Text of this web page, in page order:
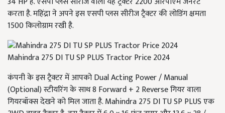
करता है. महिंद्रा ने अपने इस एसपी प्लस सीरीज ट्रैक्टर की लोडिंग क्षमता
1500 किलोग्राम रखी है.
Mahindra 275 DI TU SP PLUS Tractor Price 2024
कंपनी के इस ट्रैक्टर में आपको Dual Acting Power / Manual
(Optional) स्टीयरिंग के साथ 8 Forward + 2 Reverse गियर वाला
गियरबॉक्स देखने को मिल जाता है. Mahindra 275 DI TU SP PLUS एक